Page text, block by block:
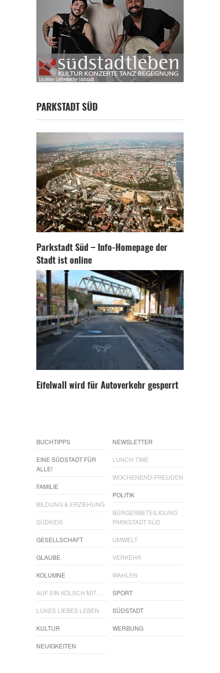
PARKSTADT SÜD
Parkstadt Süd – Info-Homepage der
Stadt ist online
Eifelwall wird für Autoverkehr gesperrt
BUCHTIPPS
EINE SÜDSTADT FÜR
ALLE!
FAMILIE
BILDUNG & ERZIEHUNG
SÜDKIDS
GESELLSCHAFT
GLAUBE
KOLUMNE
AUF EIN KÖLSCH MIT…
LÜKES LIEBES LEBEN
KULTUR
NEUIGKEITEN
NEWSLETTER
LUNCH TIME
WOCHENEND-FREUDEN
POLITIK
BÜRGERBETEILIGUNG
PARKSTADT SÜD
UMWELT
VERKEHR
WAHLEN
SPORT
SÜDSTADT
WERBUNG